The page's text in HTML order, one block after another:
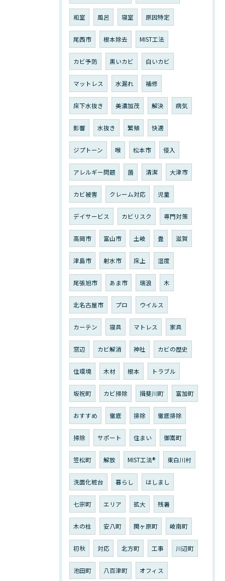
和室 風呂 寝室 原因特定
尾西市 根本除去 MIST工法
カビ予防 黒いカビ 白いカビ
マットレス 水漏れ 補修
床下水抜き 美濃加茂 解決 病気
影響 水抜き 繁殖 快適
ジプトーン 喉 松本市 侵入
アレルギー問題 菌 清潔 大津市
カビ被害 クレーム対応 児童
デイサービス カビリスク 専門対策
高岡市 富山市 土岐 畳 滋賀
津島市 射水市 床上 湿度
尾張旭市 あま市 瑞浪 木
北名古屋市 プロ ウイルス
カーテン 寝具 マトレス 家具
窓辺 カビ解消 神社 カビの歴史
住環境 木材 根本 トラブル
坂祝町 カビ掃除 揖斐川町 富加町
おすすめ 徹底 排除 徹底排除
掃除 サポート 住まい 御嵩町
笠松町 解放 MIST工法®︎ 東白川村
洗面化粧台 暮らし はしまし
七宗町 エリア 拡大 残暑
木の柱 安八町 関ヶ原町 岐南町
初秋 対応 北方町 工事 川辺町
池田町 八百津町 オフィス